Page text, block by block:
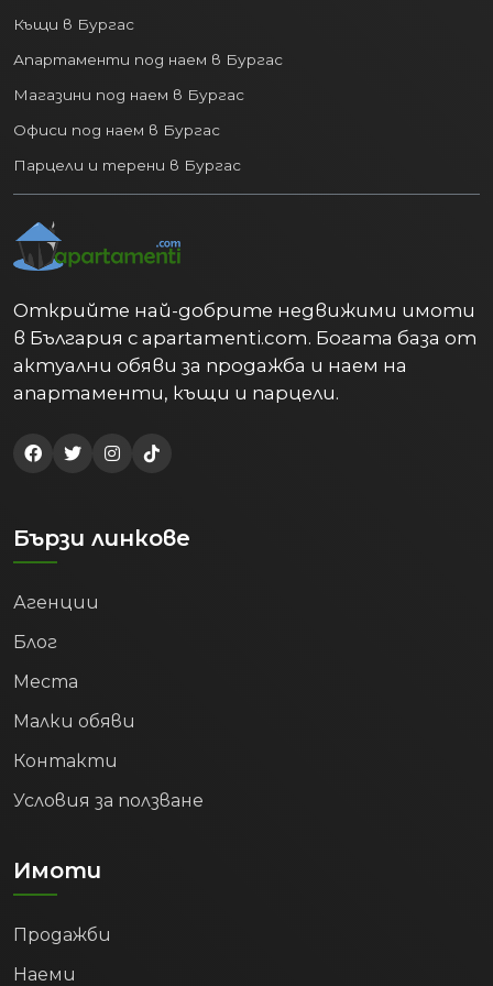
Къщи в Бургас
Апартаменти под наем в Бургас
Магазини под наем в Бургас
Офиси под наем в Бургас
Парцели и терени в Бургас
Открийте най-добрите недвижими имоти
в България с apartamenti.com. Богата база от
актуални обяви за продажба и наем на
апартаменти, къщи и парцели.
Бързи линкове
Агенции
Блог
Места
Малки обяви
Контакти
Условия за ползване
Имоти
Продажби
Наеми